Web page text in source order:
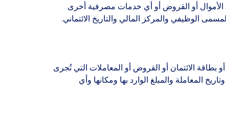
الأموال أو القروض أو أي خدمات مصرفية أخرى
الوظيفي والمركز المالي والتاريخ الائتماني.
الائتمان أو القروض أو المعاملات التي تُجرى
والمبلغ الوارد بها ومكانها وأي